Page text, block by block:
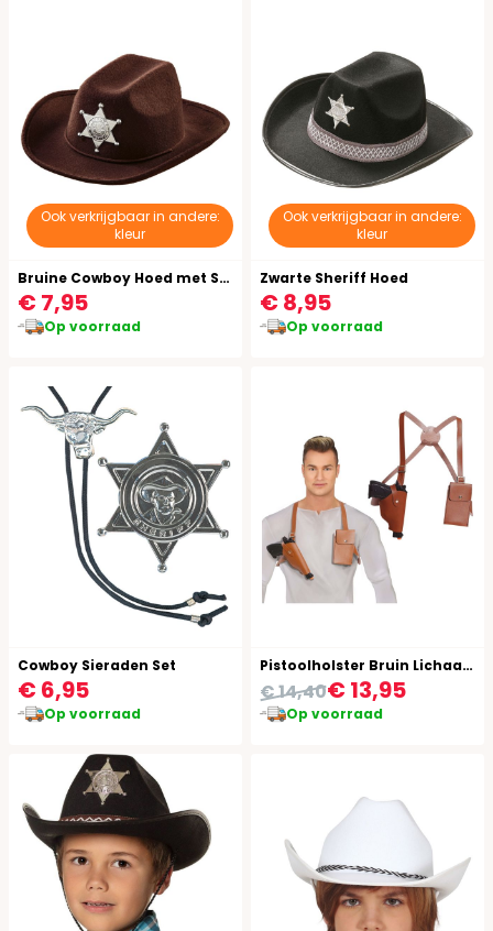
Ook verkrijgbaar in andere:
kleur
Bruine Cowboy Hoed met Sheriff Ster Kind
€ 7,95
Op voorraad
Ook verkrijgbaar in andere:
kleur
Zwarte Sheriff Hoed
€ 8,95
Op voorraad
Cowboy Sieraden Set
€ 6,95
Op voorraad
Pistoolholster Bruin Lichaam
€ 13,95
€ 14,40
Op voorraad